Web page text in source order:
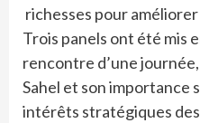
richesses pour
Trois panels ont été mis
rencontre d’une
Sahel et son importance
intérêts stratégiques des